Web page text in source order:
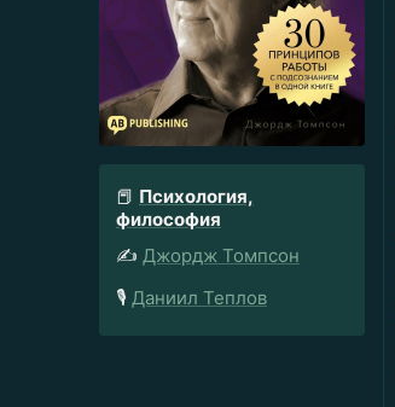
📕 Психология,
философия
✍️ Джордж Томпсон
🎙️ Даниил Теплов